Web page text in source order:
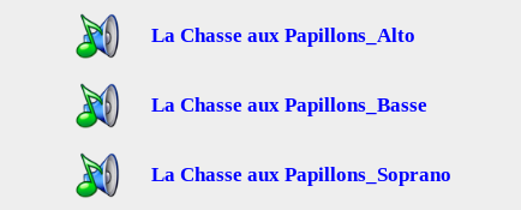
La Chasse aux Papillons_Alto
La Chasse aux Papillons_Basse
La Chasse aux Papillons_Soprano